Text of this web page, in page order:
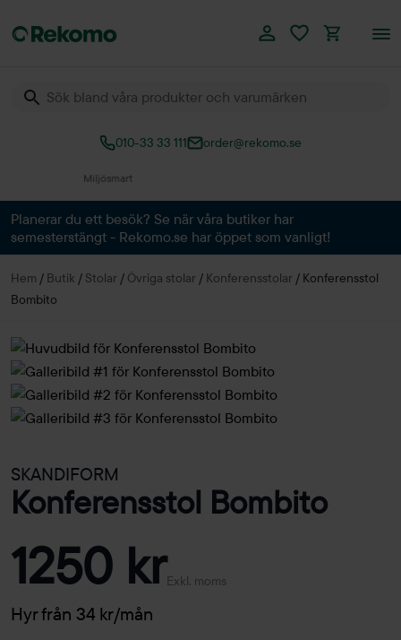
010-33 33 111 order@rekomo.se
Planerar du ett besök? Se när våra butiker har
semesterstängt - Rekomo.se har öppet som vanligt!
Hem / Butik / Stolar / Övriga stolar / Konferensstolar / Konferensstol
Bombito
SKANDIFORM
Konferensstol Bombito
1250 krExkl. moms
Hyr från 34 kr/mån